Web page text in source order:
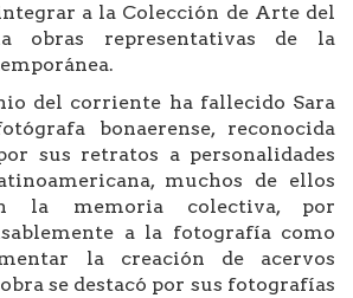
a la Colección de Arte del
obras representativas de la
del corriente ha fallecido Sara
bonaerense, reconocida
sus retratos a personalidades
muchos de ellos
la memoria colectiva, por
a la fotografía como
la creación de acervos
se destacó por sus fotografías